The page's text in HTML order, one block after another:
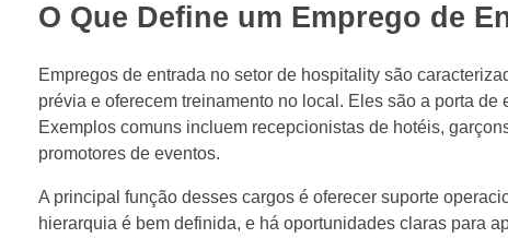
O Que Define um Emprego de
Empregos de entrada no setor de hospitality são
prévia e oferecem treinamento no local. Eles são a porta de
Exemplos comuns incluem recepcionistas de hotéis,
promotores de eventos.
A principal função desses cargos é oferecer suporte
hierarquia é bem definida, e há oportunidades claras para